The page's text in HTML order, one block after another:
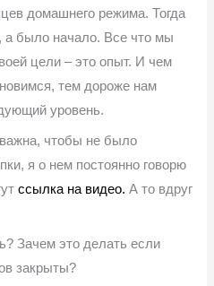
домашнего режима. Тогда
а было начало. Все что мы
цели – это опыт. И чем
тем дороже нам
уровень.
чтобы не было
я о нем постоянно говорю
ссылка на видео. А то вдруг
Зачем это делать если
закрыты?